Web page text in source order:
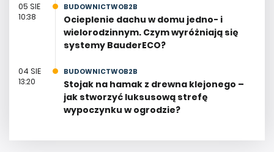
05 SIE
10:38
BUDOWNICTWOB2B
Ocieplenie dachu w domu jedno- i
wielorodzinnym. Czym wyróżniają się
systemy BauderECO?
04 SIE
13:20
BUDOWNICTWOB2B
Stojak na hamak z drewna klejonego –
jak stworzyć luksusową strefę
wypoczynku w ogrodzie?